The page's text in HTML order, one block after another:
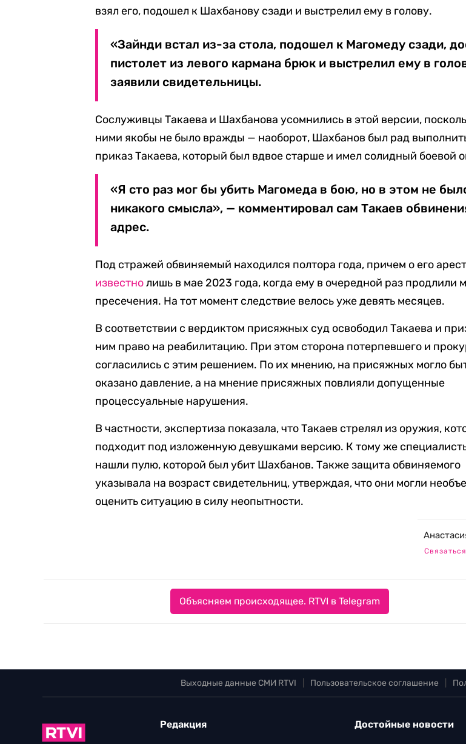
взял его, подошел к Шахбанову сзади и выстрелил ему в голову.
«Зайнди встал из-за стола, подошел к Магомеду сзади,
пистолет из левого кармана брюк и выстрелил ему в
заявили свидетельницы.
Сослуживцы Такаева и Шахбанова усомнились в этой версии,
ними якобы не было вражды — наоборот, Шахбанов был рад
приказ Такаева, который был вдвое старше и имел солидный боевой
«Я сто раз мог бы убить Магомеда в бою, но в этом не
никакого смысла», — комментировал сам Такаев
адрес.
Под стражей обвиняемый находился полтора года, причем о его
известнолишь в мае 2023 года, когда ему в очередной раз продлили
пресечения. На тот момент следствие велось уже девять месяцев.
В соответствии с вердиктом присяжных суд освободил Такаева и
ним право на реабилитацию. При этом сторона потерпевшего и
согласились с этим решением. По их мнению, на присяжных могло
оказано давление, а на мнение присяжных повлияли допущенные
процессуальные нарушения.
В частности, экспертиза показала, что Такаев стрелял из оружия,
подходит под изложенную девушками версию. К тому же
нашли пулю, которой был убит Шахбанов. Также защита обвиняемого
указывала на возраст свидетельниц, утверждая, что они могли
оценить ситуацию в силу неопытности.
Объясняем происходящее. RTVI в Telegram
Выходные данные СМИ RTVI Пользовательское соглашение
Редакция Достойные новости